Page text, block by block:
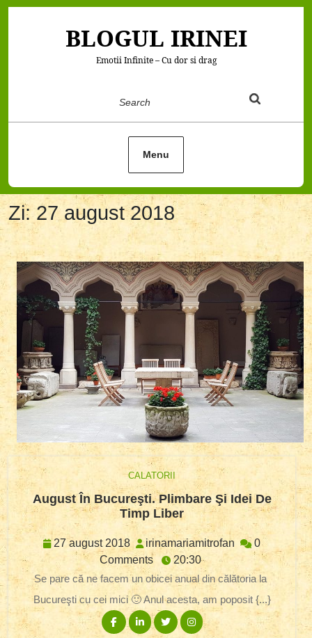
Skip
BLOGUL IRINEI
Emotii Infinite – Cu dor si drag
Menu
Zi:27 august 2018
CALATORII
August În Bucureşti. Plimbare Şi Idei De
Timp LiberAugust
În
Bucureşti.
Plimbare
Idei
De
Timp
Liber
27 august 2018 27
august
2018
irinamariamitrofan
0
Comments
20:30
Se pare că ne facem un obicei anual din călătoria la
Bucureşti cu cei mici 🙂 Anul acesta, am poposit {...}
Facebook
Linkedin
TwitterInstagram